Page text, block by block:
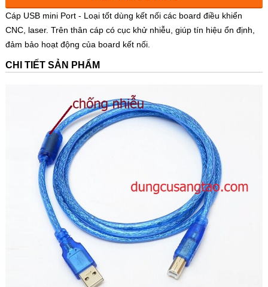
Cáp USB mini Port - Loại tốt dùng kết nối các board điều khiển
CNC, laser. Trên thân cáp có cục khử nhiễu, giúp tín hiệu ổn định,
đảm bảo hoạt động của board kết nối.
CHI TIẾT SẢN PHẨM